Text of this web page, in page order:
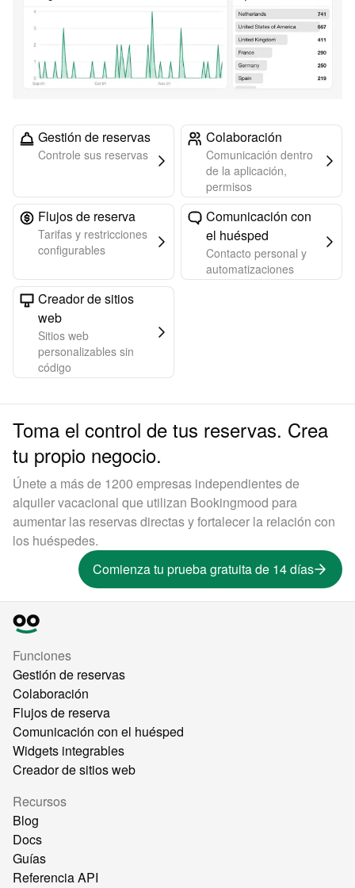
Gestión de reservas
Controle sus reservas
Colaboración
Comunicación dentro
de la aplicación,
permisos
Flujos de reserva
Tarifas y restricciones
configurables
Comunicación con
el huésped
Contacto personal y
automatizaciones
Creador de sitios
web
Sitios web
personalizables sin
código
Toma el control de tus reservas. Crea
tu propio negocio.
Únete a más de 1200 empresas independientes de
alquiler vacacional que utilizan Bookingmood para
aumentar las reservas directas y fortalecer la relación con
los huéspedes.
Comienza tu prueba gratuita de 14 días
Funciones
Gestión de reservas
Colaboración
Flujos de reserva
Comunicación con el huésped
Widgets integrables
Creador de sitios web
Recursos
Blog
Docs
Guías
Referencia API